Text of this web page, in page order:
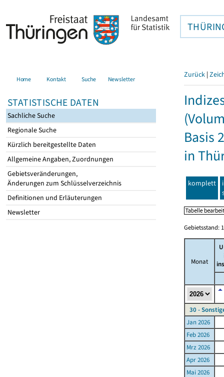
Home Kontakt Suche Newsletter
STATISTISCHE DATEN
Sachliche Suche
Regionale Suche
Kürzlich bereitgestellte Daten
Allgemeine Angaben, Zuordnungen
Gebietsveränderungen,
Änderungen zum Schlüsselverzeichnis
Definitionen und Erläuterungen
Newsletter
Zurück |
Basis
in
komplett
Gebietsstand:
Monat
30 -
Jan 2026
Feb 2026
Mrz 2026
Apr 2026
Mai 2026